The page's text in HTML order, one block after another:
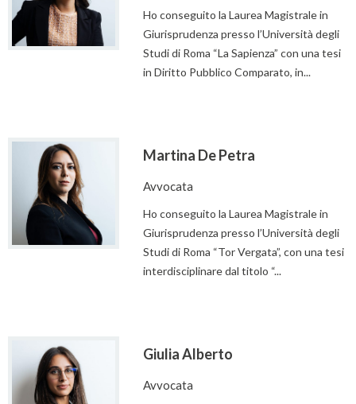
Ho conseguito la Laurea Magistrale in
Giurisprudenza presso l’Università degli
Studi di Roma “La Sapienza” con una tesi
in Diritto Pubblico Comparato, in...
Martina De Petra
Avvocata
Ho conseguito la Laurea Magistrale in
Giurisprudenza presso l’Università degli
Studi di Roma “Tor Vergata”, con una tesi
interdisciplinare dal titolo “...
Giulia Alberto
Avvocata